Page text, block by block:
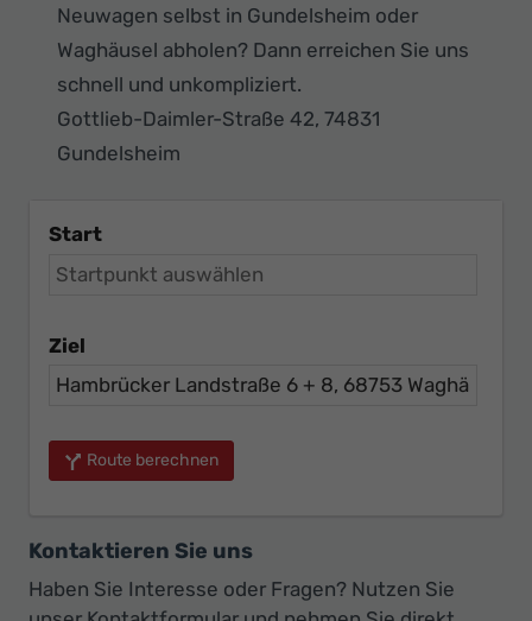
Neuwagen selbst in Gundelsheim oder
Waghäusel abholen? Dann erreichen Sie uns
schnell und unkompliziert.
Gottlieb-Daimler-Straße 42, 74831
Gundelsheim
Start
Ziel
Route berechnen
Kontaktieren Sie uns
Haben Sie Interesse oder Fragen? Nutzen Sie